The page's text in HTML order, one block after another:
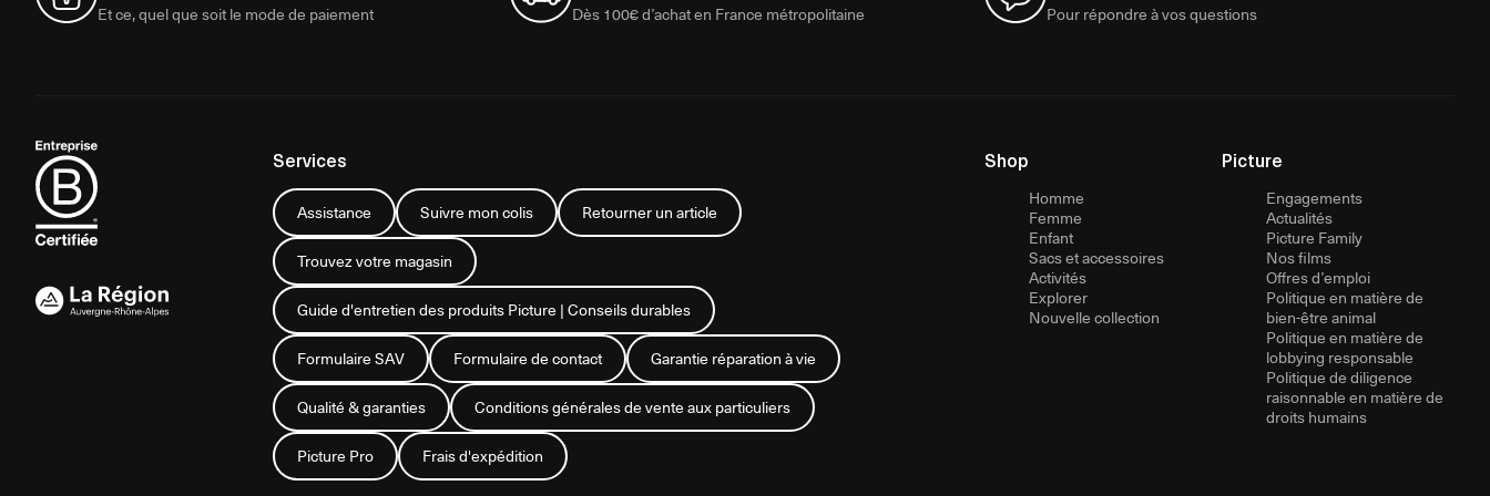
Et ce, quel que soit le mode de paiement Dès 100€ d’achat en France métropolitaine Pour répondre à vos questions
Services
Assistance Suivre mon colis Retourner un article
Trouvez votre magasin
Guide d'entretien des produits Picture | Conseils durables
Formulaire SAV Formulaire de contact Garantie réparation à vie
Qualité & garanties Conditions générales de vente aux particuliers
Picture Pro Frais d'expédition
Shop
Homme
Femme
Enfant
Sacs et accessoires
Activités
Explorer
Nouvelle collection
Picture
Engagements
Actualités
Picture Family
Nos films
Offres d’emploi
Politique en matière de
bien-être animal
Politique en matière de
lobbying responsable
Politique de diligence
raisonnable en matière de
droits humains